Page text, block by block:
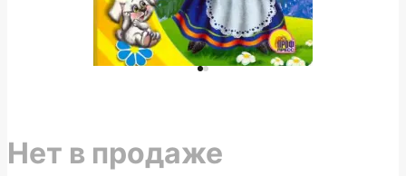
Нет в продаже